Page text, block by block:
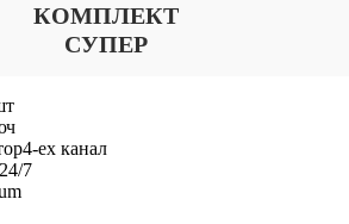
КОМПЛЕКТ
СУПЕР
4-ех канал
24/7